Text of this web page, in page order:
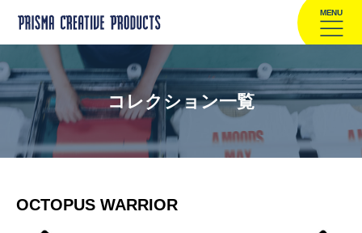
MENU
コレクション一覧
OCTOPUS WARRIOR